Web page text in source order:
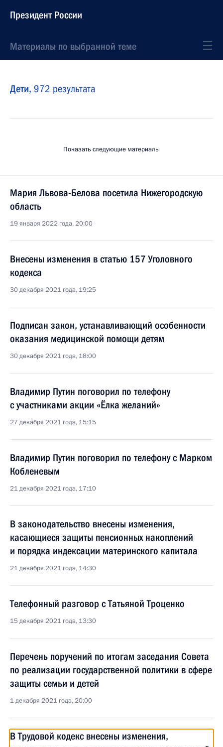
Президент России
Материалы по выбранной теме
Дети, 972 результата
Показать следующие материалы
Мария Львова-Белова посетила Нижегородскую
область
19 января 2022 года, 20:00
Внесены изменения в статью 157 Уголовного
кодекса
30 декабря 2021 года, 19:25
Подписан закон, устанавливающий особенности
оказания медицинской помощи детям
30 декабря 2021 года, 18:00
Владимир Путин поговорил по телефону
с участниками акции «Ёлка желаний»
27 декабря 2021 года, 15:15
Владимир Путин поговорил по телефону с Марком
Кобленевым
21 декабря 2021 года, 17:10
В законодательство внесены изменения,
касающиеся защиты пенсионных накоплений
и порядка индексации материнского капитала
21 декабря 2021 года, 14:30
Телефонный разговор с Татьяной Троценко
15 декабря 2021 года, 13:30
Перечень поручений по итогам заседания Совета
по реализации государственной политики в сфере
защиты семьи и детей
1 декабря 2021 года, 20:00
В Трудовой кодекс внесены изменения,